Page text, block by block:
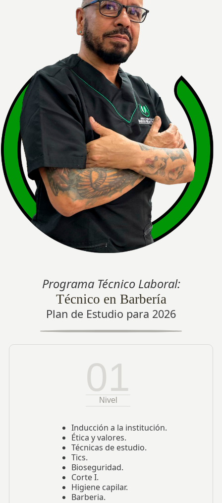
Programa Técnico Laboral:
Técnico en Barbería
Plan de Estudio para 2026
01
Nivel
Inducción a la institución.
Ética y valores.
Técnicas de estudio.
Tics.
Bioseguridad.
Corte I.
Higiene capilar.
Barberia.